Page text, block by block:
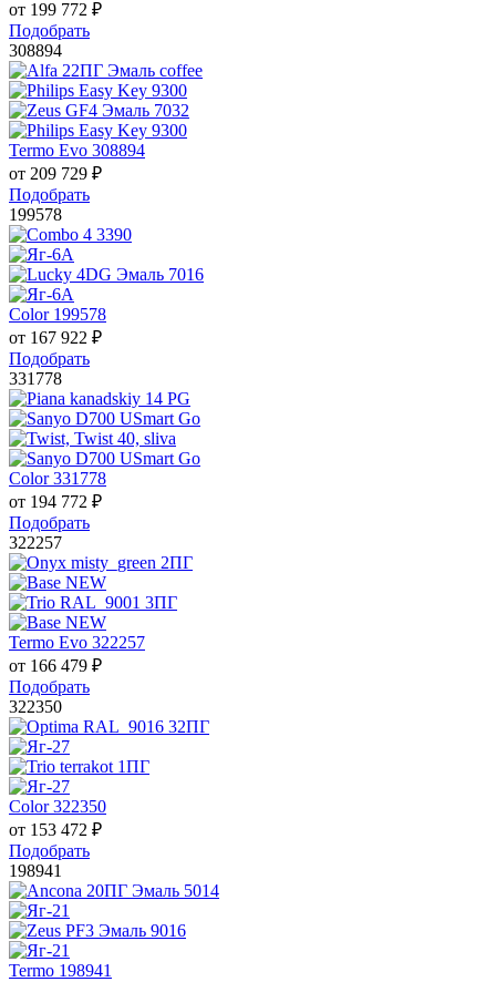
от 199 772 ₽
Подобрать
308894
Termo Evo 308894
от 209 729 ₽
Подобрать
199578
Color 199578
от 167 922 ₽
Подобрать
331778
Color 331778
от 194 772 ₽
Подобрать
322257
Termo Evo 322257
от 166 479 ₽
Подобрать
322350
Color 322350
от 153 472 ₽
Подобрать
198941
Termo 198941